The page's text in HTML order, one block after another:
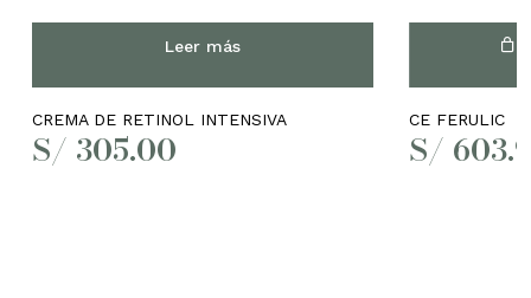
Leer más
CREMA DE RETINOL INTENSIVA
S/ 305.00
CE FERULIC
S/